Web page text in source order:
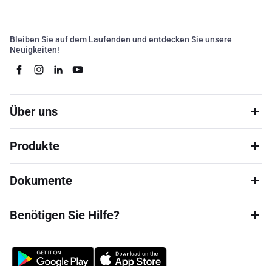
Bleiben Sie auf dem Laufenden und entdecken Sie unsere
Neuigkeiten!
Über uns
Produkte
Dokumente
Benötigen Sie Hilfe?